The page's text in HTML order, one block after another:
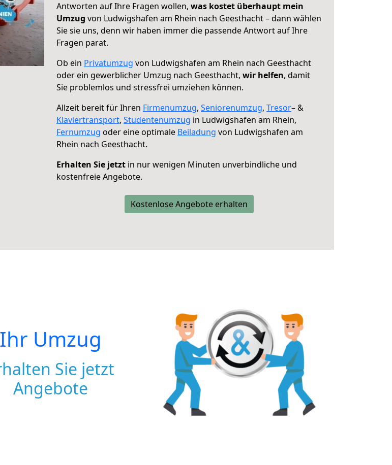
Antworten auf Ihre Fragen wollen, was kostet überhaupt mein
Umzug von Ludwigshafen am Rhein nach Geesthacht – dann wählen
Sie sie uns, denn wir haben immer die passende Antwort auf Ihre
Fragen parat.
Ob ein Privatumzug von Ludwigshafen am Rhein nach Geesthacht
oder ein gewerblicher Umzug nach Geesthacht, wir helfen, damit
Sie problemlos und stressfrei umziehen können.
Allzeit bereit für Ihren Firmenumzug, Seniorenumzug, Tresor– &
Klaviertransport, Studentenumzug in Ludwigshafen am Rhein,
Fernumzug oder eine optimale Beiladung von Ludwigshafen am
Rhein nach Geesthacht.
Erhalten Sie jetzt in nur wenigen Minuten unverbindliche und
kostenfreie Angebote.
Kostenlose Angebote erhalten
Ihr Umzug
Sie jetzt
Angebote